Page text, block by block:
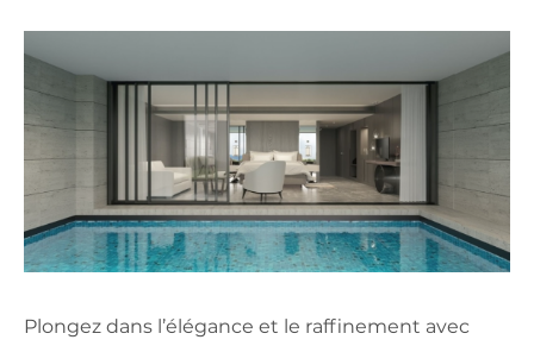
Plongez dans l’élégance et le raffinement avec